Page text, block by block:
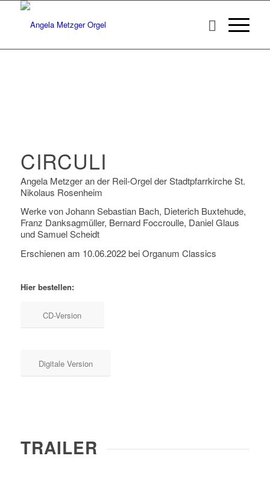
CIRCULI
Angela Metzger an der Reil-Orgel der Stadtpfarrkirche St.
Nikolaus Rosenheim
Werke von Johann Sebastian Bach, Dieterich Buxtehude,
Franz Danksagmüller, Bernard Foccroulle, Daniel Glaus
und Samuel Scheidt
Erschienen am 10.06.2022 bei Organum Classics
Hier bestellen:
CD-Version
Digitale Version
TRAILER